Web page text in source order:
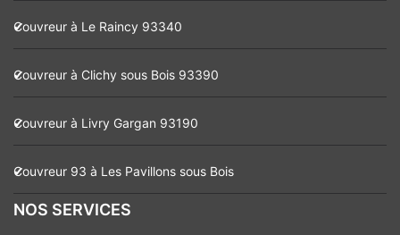
Couvreur à Le Raincy 93340
Couvreur à Clichy sous Bois 93390
Couvreur à Livry Gargan 93190
Couvreur 93 à Les Pavillons sous Bois
NOS SERVICES